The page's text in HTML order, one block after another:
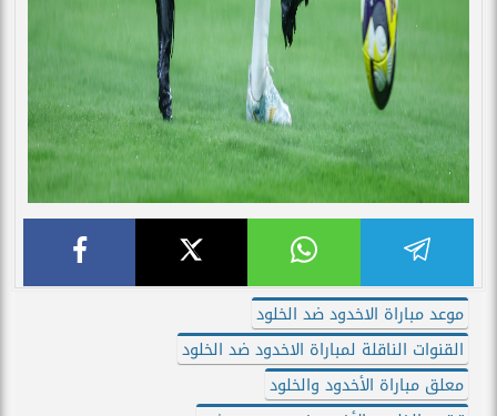
موعد مباراة الاخدود ضد الخلود
القنوات الناقلة لمباراة الاخدود ضد الخلود
معلق مباراة الأخدود والخلود